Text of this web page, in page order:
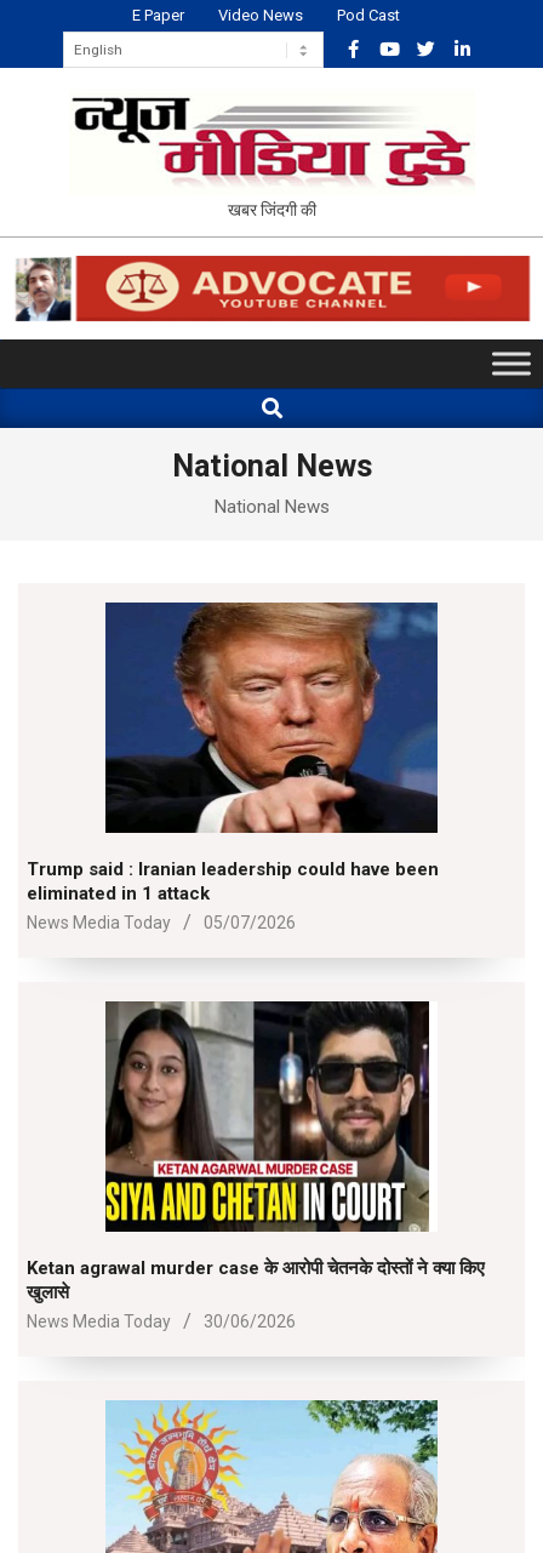
content
E Paper Video News Pod Cast
MEDIA
TODAY
खबर जिंदगी की
Navigation
Search
National News
National News
Trump said : Iranian leadership could have been
eliminated in 1 attack
2026-
News Media Today 05/07/2026
Ketan agrawal murder case के आरोपी चेतनके दोस्तों ने क्या किए
खुलासे
2026-
News Media Today 30/06/2026